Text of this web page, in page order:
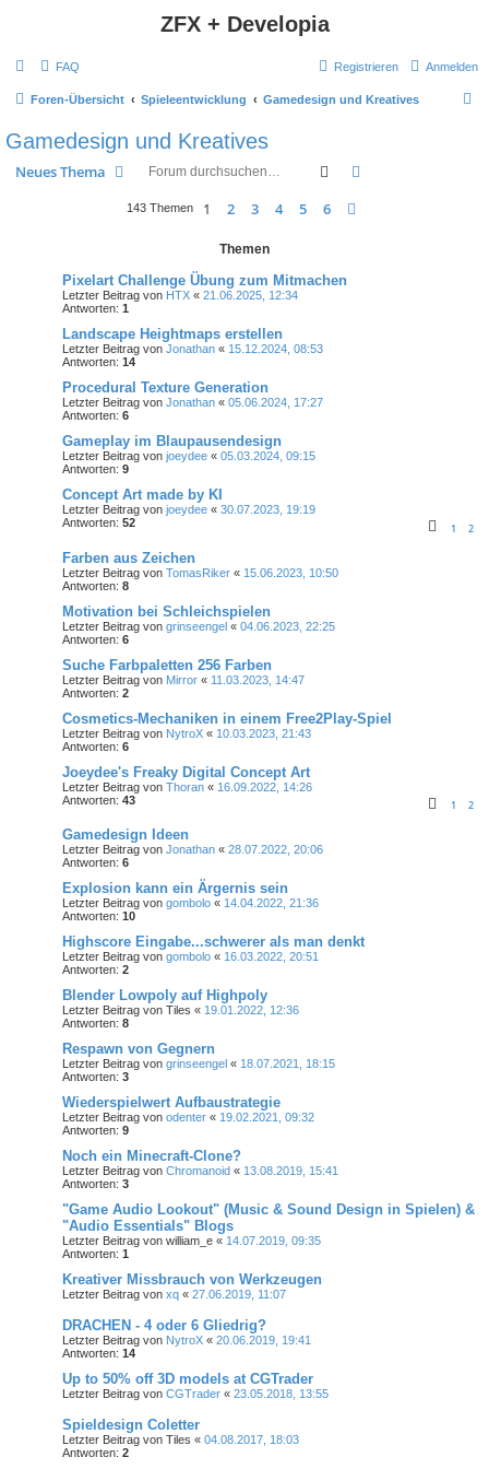
ZFX + Developia
FAQ Anmelden
Registrieren
Foren-Übersicht Spieleentwicklung Gamedesign und Kreatives
Gamedesign und Kreatives
Neues Thema Suche
143 Themen 1 2 3 4 5 6
Themen
Pixelart Challenge Übung zum Mitmachen
Letzter Beitrag von HTX « 21.06.2025, 12:34
Antworten: 1
Landscape Heightmaps erstellen
Letzter Beitrag von Jonathan « 15.12.2024, 08:53
Antworten: 14
Procedural Texture Generation
Letzter Beitrag von Jonathan « 05.06.2024, 17:27
Antworten: 6
Gameplay im Blaupausendesign
Letzter Beitrag von joeydee « 05.03.2024, 09:15
Antworten: 9
Concept Art made by KI
Letzter Beitrag von joeydee « 30.07.2023, 19:19
Antworten: 52 1 2
Farben aus Zeichen
Letzter Beitrag von TomasRiker « 15.06.2023, 10:50
Antworten: 8
Motivation bei Schleichspielen
Letzter Beitrag von grinseengel « 04.06.2023, 22:25
Antworten: 6
Suche Farbpaletten 256 Farben
Letzter Beitrag von Mirror « 11.03.2023, 14:47
Antworten: 2
Cosmetics-Mechaniken in einem Free2Play-Spiel
Letzter Beitrag von NytroX « 10.03.2023, 21:43
Antworten: 6
Joeydee's Freaky Digital Concept Art
Letzter Beitrag von Thoran « 16.09.2022, 14:26
Antworten: 43 1 2
Gamedesign Ideen
Letzter Beitrag von Jonathan « 28.07.2022, 20:06
Antworten: 6
Explosion kann ein Ärgernis sein
Letzter Beitrag von gombolo « 14.04.2022, 21:36
Antworten: 10
Highscore Eingabe...schwerer als man denkt
Letzter Beitrag von gombolo « 16.03.2022, 20:51
Antworten: 2
Blender Lowpoly auf Highpoly
Letzter Beitrag von Tiles « 19.01.2022, 12:36
Antworten: 8
Respawn von Gegnern
Letzter Beitrag von grinseengel « 18.07.2021, 18:15
Antworten: 3
Wiederspielwert Aufbaustrategie
Letzter Beitrag von odenter « 19.02.2021, 09:32
Antworten: 9
Noch ein Minecraft-Clone?
Letzter Beitrag von Chromanoid « 13.08.2019, 15:41
Antworten: 3
"Game Audio Lookout" (Music & Sound Design in Spielen) &
"Audio Essentials" Blogs
Letzter Beitrag von william_e « 14.07.2019, 09:35
Antworten: 1
Kreativer Missbrauch von Werkzeugen
Letzter Beitrag von xq « 27.06.2019, 11:07
DRACHEN - 4 oder 6 Gliedrig?
Letzter Beitrag von NytroX « 20.06.2019, 19:41
Antworten: 14
Up to 50% off 3D models at CGTrader
Letzter Beitrag von CGTrader « 23.05.2018, 13:55
Spieldesign Coletter
Letzter Beitrag von Tiles « 04.08.2017, 18:03
Antworten: 2